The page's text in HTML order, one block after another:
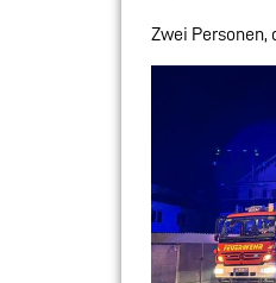
Zwei Personen,